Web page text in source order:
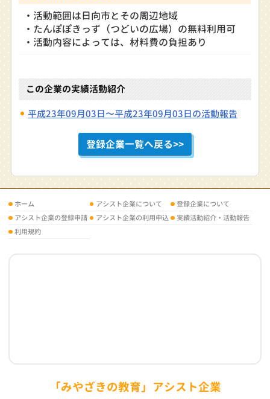
・活動範囲は日向市とその周辺地域
・たんぽぽきっず（つどいの広場）の無料利用可
・活動内容によっては、材料費の負担あり
この企業の実績活動紹介
平成23年09月03日〜平成23年09月03日の活動報告
登録企業一覧へ戻る>>
ホーム アシスト企業について
登録企業について
アシスト企業の登録申請
アシスト企業の利用申込
実績活動紹介・活動報告
利用規約
「みやざきの教育」アシスト企業